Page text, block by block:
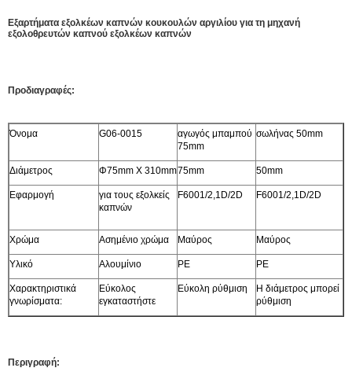
Εξαρτήματα εξολκέων καπνών κουκουλών αργιλίου για τη μηχανή
εξολοθρευτών καπνού εξολκέων καπνών
Προδιαγραφές:
Όνομα G06-0015
αγωγός μπαμπού
75mm
σωλήνας 50mm
Διάμετρος Φ75mm Χ 310mm75mm 50mm
Εφαρμογή
για τους εξολκείς
καπνών
F6001/2,1D/2D F6001/2,1D/2D
Χρώμα Ασημένιο χρώμα Μαύρος Μαύρος
Υλικό Αλουμίνιο PE PE
Χαρακτηριστικά
γνωρίσματα:
Εύκολος
εγκαταστήστε
Εύκολη ρύθμιση
Η διάμετρος μπορεί
ρύθμιση
Περιγραφή: